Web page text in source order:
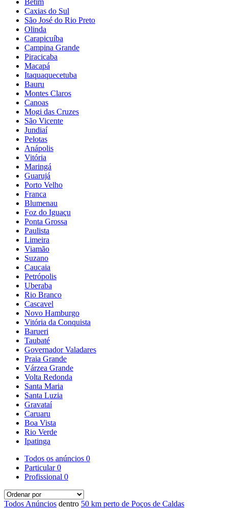
Betim
Caxias do Sul
São José do Rio Preto
Olinda
Carapicuíba
Campina Grande
Piracicaba
Macapá
Itaquaquecetuba
Bauru
Montes Claros
Canoas
Mogi das Cruzes
São Vicente
Jundiaí
Pelotas
Anápolis
Vitória
Maringá
Guarujá
Porto Velho
Franca
Blumenau
Foz do Iguaçu
Ponta Grossa
Paulista
Limeira
Viamão
Suzano
Caucaia
Petrópolis
Uberaba
Rio Branco
Cascavel
Novo Hamburgo
Vitória da Conquista
Barueri
Taubaté
Governador Valadares
Praia Grande
Várzea Grande
Volta Redonda
Santa Maria
Santa Luzia
Gravataí
Caruaru
Boa Vista
Rio Verde
Ipatinga
Todos os anúncios 0
Particular0
Profissional 0
Todos Anúncios dentro 50 km perto de Poços de Caldas